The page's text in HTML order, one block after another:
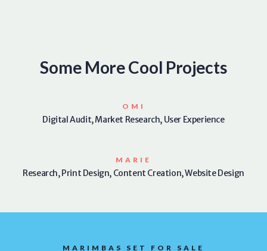
Some More Cool Projects
OMI
Digital Audit, Market Research, User Experience
MARIE
Research, Print Design, Content Creation, Website Design
MARIMBAS SET FOR SALE